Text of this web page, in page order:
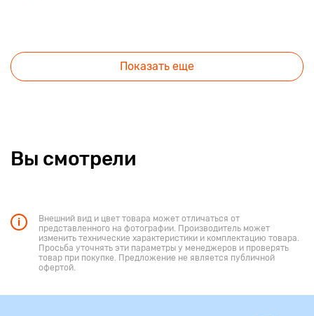
Показать еще
Вы смотрели
Внешний вид и цвет товара может отличаться от
представленного на фотографии. Производитель может
изменить технические характеристики и комплектацию товара.
Просьба уточнять эти параметры у менеджеров и проверять
товар при покупке. Предложение не является публичной
офертой.